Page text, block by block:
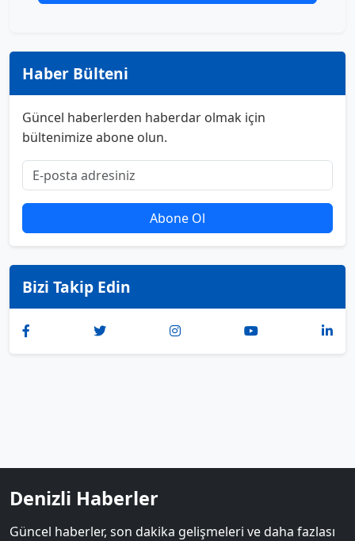
Haber Bülteni
Güncel haberlerden haberdar olmak için
bültenimize abone olun.
Abone Ol
Bizi Takip Edin
Denizli Haberler
Güncel haberler, son dakika gelişmeleri ve daha fazlası